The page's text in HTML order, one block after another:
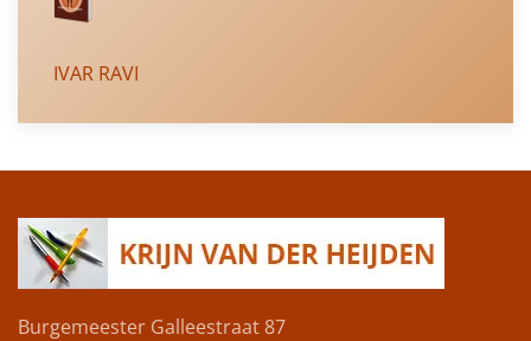
IVAR RAVI
Burgemeester Galleestraat 87